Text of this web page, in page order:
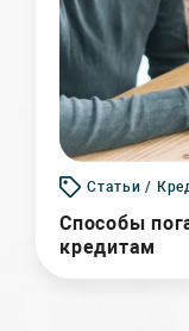
Статьи /
Способы
кредитам